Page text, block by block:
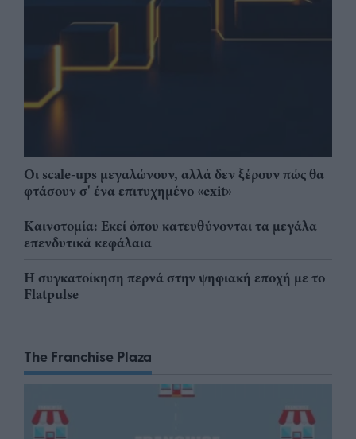
Οι scale-ups μεγαλώνουν, αλλά δεν ξέρουν πώς θα
φτάσουν σ' ένα επιτυχημένο «exit»
Καινοτομία: Εκεί όπου κατευθύνονται τα μεγάλα
επενδυτικά κεφάλαια
Η συγκατοίκηση περνά στην ψηφιακή εποχή με το
Flatpulse
The Franchise Plaza